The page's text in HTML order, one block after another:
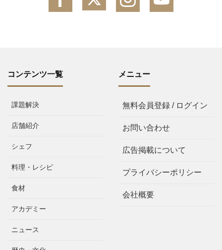
コンテンツ一覧
課題解決
店舗紹介
シェフ
料理・レシピ
食材
アカデミー
ニュース
メニュー
無料会員登録 / ログイン
お問い合わせ
広告掲載について
プライバシーポリシー
会社概要